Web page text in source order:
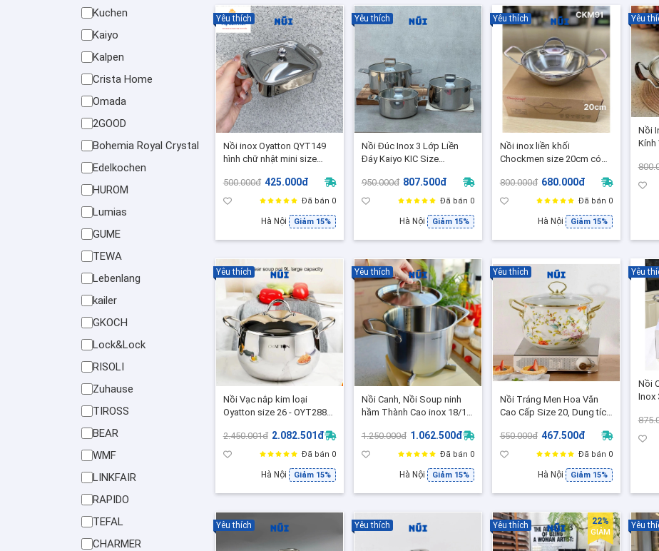
Kuchen
Kaiyo
Kalpen
Crista Home
Omada
2GOOD
Bohemia Royal Crystal
Edelkochen
HUROM
Lumias
GUME
TEWA
Lebenlang
kailer
GKOCH
Lock&Lock
RISOLI
Zuhause
TIROSS
BEAR
WMF
LINKFAIR
RAPIDO
TEFAL
CHARMER
Nồi inox Oyatton QYT149
hình chữ nhật mini size
500.000đ 425.000đ
Đã bán 0
Hà Nội Giảm 15%
Yêu thích
Nồi Đúc Inox 3 Lớp Liền
Đáy Kaiyo KIC Size
Đẹp – Dùng Được Mọi Loại
Bếp
950.000đ 807.500đ
Đã bán 0
Hà Nội Giảm 15%
Yêu thích
Nồi inox liền khối
Chockmen size 20cm có
Thịt, Rim Tôm...
800.000đ 680.000đ
Đã bán 0
Hà Nội Giảm 15%
Yêu thích
Nồi
Kính
20, 24cm
xào,
Yêu
Nồi Vạc nắp kim loại
Oyatton size 26 - OYT288
cấp bếp từ luộc gà
2.450.001đ 2.082.501đ
Đã bán 0
Hà Nội Giảm 15%
Yêu thích
Nồi Canh, Nồi Soup ninh
hầm Thành Cao inox 18/10
CKM196, Dung tích 3,5L
1.250.000đ 1.062.500đ
Đã bán 0
Hà Nội Giảm 15%
Yêu thích
Nồi Tráng Men Hoa Văn
Cao Cấp Size 20, Dung tích
550.000đ 467.500đ
Đã bán 0
Hà Nội Giảm 15%
Yêu thích
Nồi
Inox
3
Mọi
Yêu
Yêu thích Yêu thích Yêu thích 22%
GIẢM
Yêu